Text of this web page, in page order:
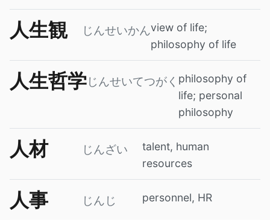
人生観 じんせいかんview of life;
philosophy of life
人生哲学じんせいてつがく philosophy of
life; personal
philosophy
人材 じんざい
talent, human
resources
人事 じんじ personnel, HR